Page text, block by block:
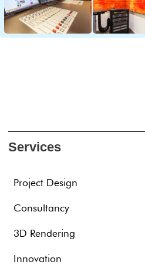
Services
Project Design
Consultancy
3D Rendering
Innovation